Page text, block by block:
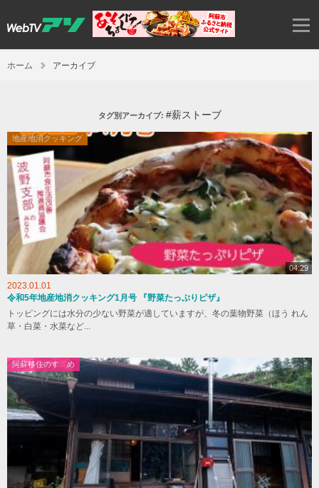
ホーム アーカイブ
タグ別アーカイブ: #薪ストーブ
地産地消クッキング
04:29
2023.01.01
令和5年地産地消クッキング1月号 『野菜たっぷりピザ』
トッピングには水分の少ない野菜が適していますが、冬の葉物野菜（ほう れん
草・白菜・水菜など...
阿蘇移住のすゝめ